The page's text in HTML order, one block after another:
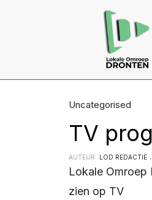
Uncategorised
TV
AUTEUR: LOD REDACTIE
Lokale Omroep Dronten verzorgt een gevarieerd aanbod aan programma's die u kunt
zien op TV